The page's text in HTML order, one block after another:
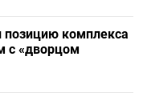
комплекса
с «дворцом